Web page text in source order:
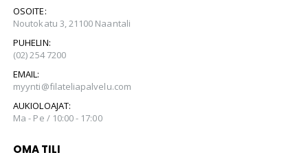
OSOITE:
Noutokatu 3, 21100 Naantali
PUHELIN:
(02) 254 7200
EMAIL:
myynti@filateliapalvelu.com
AUKIOLOAJAT:
Ma - Pe / 10:00 - 17:00
OMA TILI